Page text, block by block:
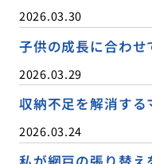
2026.03.30
子供の成長に合わ
2026.03.29
収納不足を解消す
2026.03.24